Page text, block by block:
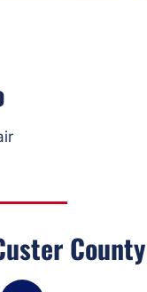
County